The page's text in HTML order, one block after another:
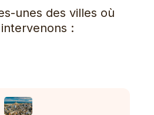
unes des villes où
: